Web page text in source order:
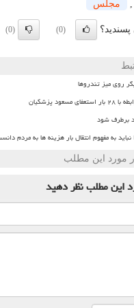
مجلس
(0)
(0)
روی میز تندروها
پزشکیان
برطرف شود
به مفهوم انتقال بار هزینه ها به مردم
مورد این مطلب
این مطلبنظر دهید